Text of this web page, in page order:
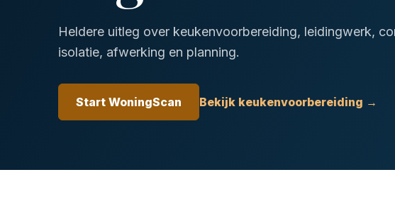
Heldere uitleg over keukenvoorbereiding, leidingwerk,
isolatie, afwerking en planning.
Start WoningScan Bekijk keukenvoorbereiding →